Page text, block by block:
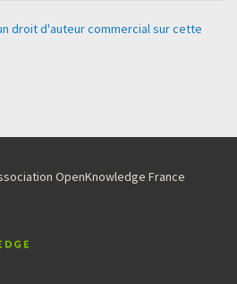
droit d'auteur commercial sur cette
OpenKnowledge France